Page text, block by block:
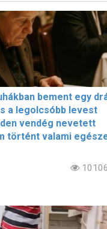
bement egy
a legolcsóbb levest
vendég nevetett
történt valami